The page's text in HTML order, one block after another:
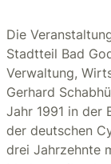
Die
Stadtteil Bad
Verwaltung,
Gerhard
Jahr 1991 in der
der deutschen
drei Jahrzehnte